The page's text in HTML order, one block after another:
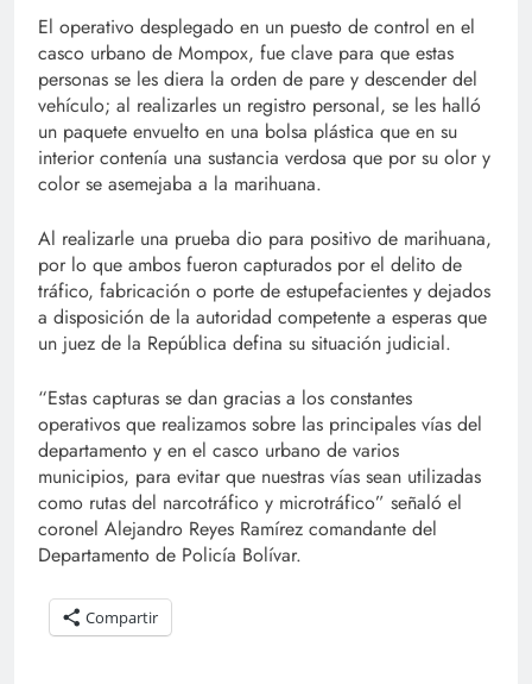
El operativo desplegado en un puesto de control en el
casco urbano de Mompox, fue clave para que estas
personas se les diera la orden de pare y descender del
vehículo; al realizarles un registro personal, se les halló
un paquete envuelto en una bolsa plástica que en su
interior contenía una sustancia verdosa que por su olor y
color se asemejaba a la marihuana.
Al realizarle una prueba dio para positivo de marihuana,
por lo que ambos fueron capturados por el delito de
tráfico, fabricación o porte de estupefacientes y dejados
a disposición de la autoridad competente a esperas que
un juez de la República defina su situación judicial.
“Estas capturas se dan gracias a los constantes
operativos que realizamos sobre las principales vías del
departamento y en el casco urbano de varios
municipios, para evitar que nuestras vías sean utilizadas
como rutas del narcotráfico y microtráfico” señaló el
coronel Alejandro Reyes Ramírez comandante del
Departamento de Policía Bolívar.
Compartir